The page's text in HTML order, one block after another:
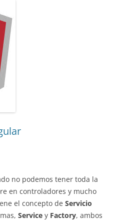
no podemos tener toda la
en controladores y mucho
el concepto de Servicio
Service y Factory, ambos